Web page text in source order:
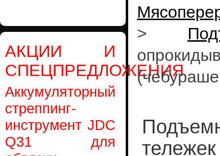
АКЦИИ И
СПЕЦПРЕДЛОЖЕНИЯ
Аккумуляторный
стреппинг-
инструмент JDC
Q31 для
>